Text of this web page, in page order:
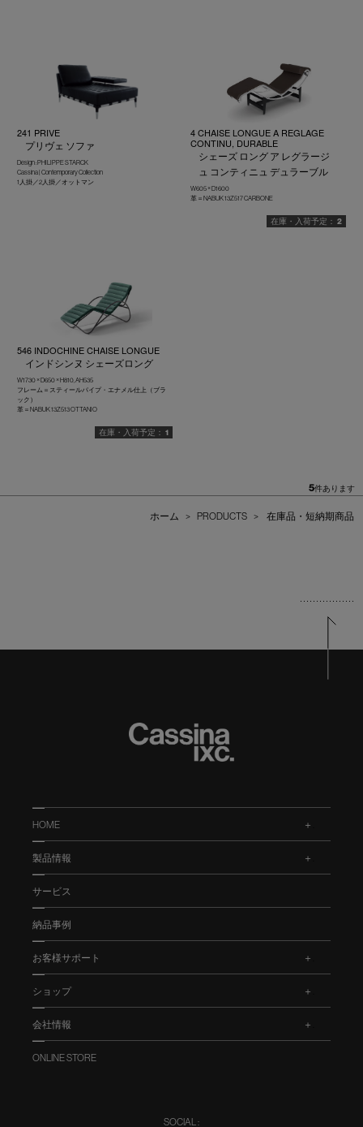
241 PRIVE
プリヴェ ソファ
Design : PHILIPPE STARCK
Cassina | Contemporary Collection
1人掛／2人掛／オットマン
4 CHAISE LONGUE A REGLAGE
CONTINU, DURABLE
シェーズ ロング ア レグラージ
ュ コンティニュ デュラーブル
W605 × D1600
革＝NABUK 13Z517 CARBONE
2
546 INDOCHINE CHAISE LONGUE
インドシンヌ シェーズロング
W1730 × D650 × H810, AH535
フレーム＝スティールパイプ・エナメル仕上（ブラ
ック）
革＝NABUK 13Z513 OTTANIO
1
5件あります
ホーム > PRODUCTS > 在庫品・短納期商品
HOME
製品情報
サービス
納品事例
お客様サポート
ショップ
会社情報
ONLINE STORE
SOCIAL :